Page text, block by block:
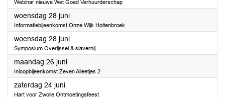
Webinar nieuwe Wet Goed Verhuurderschap
woensdag 28 juni2023
Informatiebijeenkomst Onze Wijk Holtenbroek
woensdag 28 juni2023
Symposium Overijssel & slavernij
maandag 26 juni2023
Inloopbijeenkomst Zeven Alleetjes 2
zaterdag 24 juni2023
Hart voor Zwolle Ontmoetingsfeest